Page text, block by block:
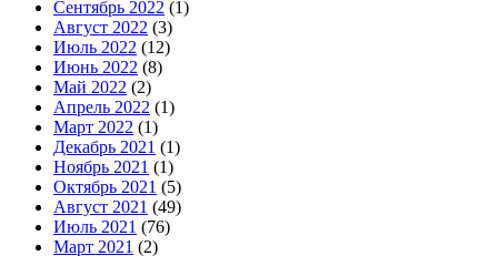
Сентябрь 2022 (1)
Август 2022 (3)
Июль 2022 (12)
Июнь 2022 (8)
Май 2022 (2)
Апрель 2022 (1)
Март 2022 (1)
Декабрь 2021 (1)
Ноябрь 2021 (1)
Октябрь 2021 (5)
Август 2021 (49)
Июль 2021 (76)
Март 2021 (2)